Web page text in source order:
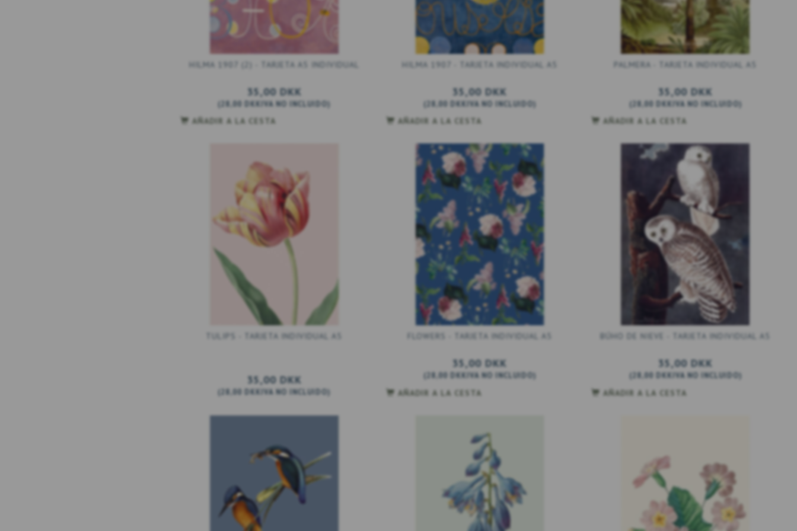
HILMA 1907 (2) - TARJETA A5 INDIVIDUAL
35,00 DKK
( 28,00 DKK IVA NO INCLUIDO)
AÑADIR A LA CESTA
HILMA 1907 - TARJETA INDIVIDUAL A5
35,00 DKK
( 28,00 DKK IVA NO INCLUIDO)
AÑADIR A LA CESTA
PALMERA - TARJETA INDIVIDUAL A5
35,00 DKK
( 28,00 DKK IVA NO INCLUIDO)
AÑADIR A LA CESTA
TULIPS - TARJETA INDIVIDUAL A5
35,00 DKK
( 28,00 DKK IVA NO INCLUIDO)
FLOWERS - TARJETA INDIVIDUAL A5
35,00 DKK
( 28,00 DKK IVA NO INCLUIDO)
AÑADIR A LA CESTA
BÚHO DE NIEVE - TARJETA INDIVIDUAL A5
35,00 DKK
( 28,00 DKK IVA NO INCLUIDO)
AÑADIR A LA CESTA